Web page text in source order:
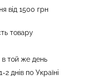
від 1500 грн
товару
в той же день
днів по Україні